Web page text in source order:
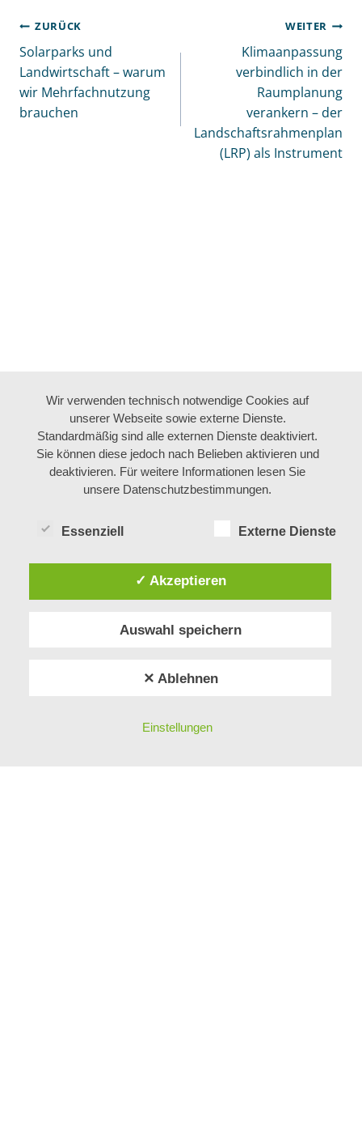
BEITRAGSNAVIGATION
ZURÜCK
Solarparks und
Landwirtschaft – warum
wir Mehrfachnutzung
brauchen
WEITER
Klimaanpassung
verbindlich in der
Raumplanung
verankern – der
Landschaftsrahmenplan
(LRP) als Instrument
Impressum
Datenschutz
© 2026 mellon
Wir verwenden technisch notwendige Cookies auf
unserer Webseite sowie externe Dienste.
Standardmäßig sind alle externen Dienste deaktiviert.
Sie können diese jedoch nach Belieben aktivieren und
deaktivieren. Für weitere Informationen lesen Sie
unsere Datenschutzbestimmungen.
Essenziell Externe Dienste
✓ Akzeptieren
Auswahl speichern
✕ Ablehnen
Einstellungen